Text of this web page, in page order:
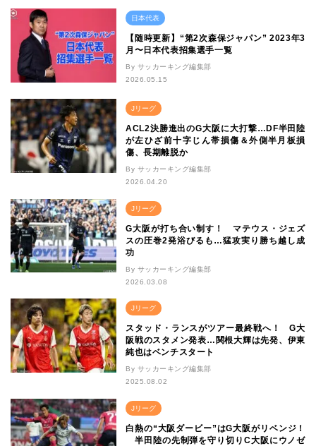
日本代表
【随時更新】“第2次森保ジャパン” 2023年3
月〜日本代表招集選手一覧
By サッカーキング編集部
2026.05.15
Jリーグ
ACL2決勝進出のG大阪に大打撃…DF半田陸
が左ひざ前十字じん帯損傷＆外側半月板損
傷、長期離脱か
By サッカーキング編集部
2026.04.20
Jリーグ
G大阪が打ち合い制す！ マテウス・ジェズ
スの圧巻2発浴びるも…猛攻実り勝ち越し成
功
By サッカーキング編集部
2026.03.08
Jリーグ
スタッド・ランスがツアー最終戦へ！ G大
阪戦のスタメン発表…関根大輝は先発、伊東
純也はベンチスタート
By サッカーキング編集部
2025.08.02
Jリーグ
白熱の“大阪ダービー”はG大阪がリベンジ！
半田陸の先制弾を守り切りC大阪にウノゼ